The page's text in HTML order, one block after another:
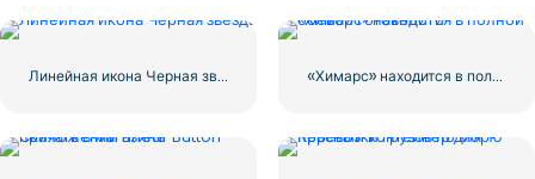
Линейная икона Черная звезда «Химарс» находится в полной боевой готовности